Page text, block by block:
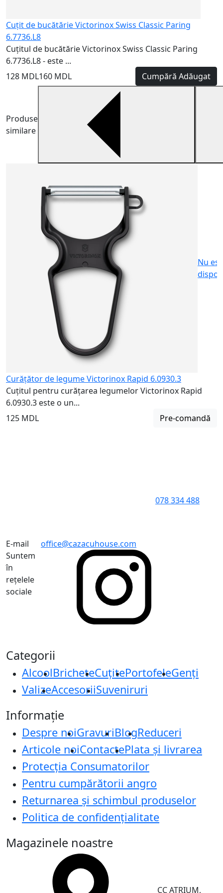
Cuțit de bucătărie Victorinox Swiss Classic Paring
6.7736.L8
Cuțitul de bucătărie Victorinox Swiss Classic Paring
6.7736.L8 - este ...
128 MDL160 MDL Cumpără Adăugat
Produse
similare
Nu
Curățător de legume Victorinox Rapid 6.0930.3
Cuțitul pentru curățarea legumelor Victorinox Rapid
6.0930.3 este o un...
125 MDL
Pre-comandă
078 334 488
E-mail
office@cazacuhouse.com
Suntem
în
rețelele
sociale
Categorii
AlcoolBricheteCuțitePortofeleGenți
ValizeAccesoriiSuveniruri
Informație
Despre noiGravuriBlogReduceri
Articole noiContactePlata și livrarea
Protecţia Consumatorilor
Pentru cumpărătorii angro
Returnarea și schimbul produselor
Politica de confidențialitate
Magazinele noastre
CC ATRIUM,